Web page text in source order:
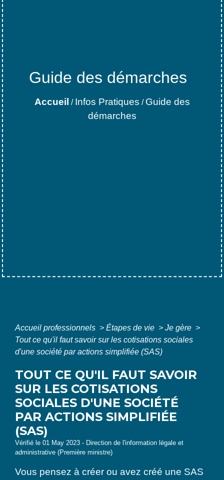
Guide des démarches
Accueil / Infos Pratiques / Guide des
démarches
Accueil professionnels > Étapes de vie > Je gère >
Tout ce qu'il faut savoir sur les cotisations sociales
d'une société par actions simplifiée (SAS)
TOUT CE QU'IL FAUT SAVOIR
SUR LES COTISATIONS
SOCIALES D'UNE SOCIÉTÉ
PAR ACTIONS SIMPLIFIÉE
(SAS)
Vérifié le 01 May 2023 - Direction de l'information légale et
administrative (Première ministre)
Vous pensez à créer ou avez créé une SAS